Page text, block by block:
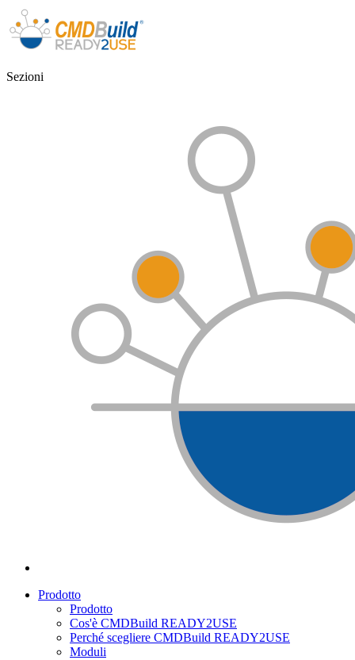
Sezioni
Prodotto
Prodotto
Cos'è CMDBuild READY2USE
Perché scegliere CMDBuild READY2USE
Moduli